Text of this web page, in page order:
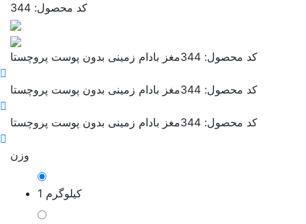
کد محصول: 344
مغز بادام زمینی بدون پوست پروچستا کد محصول: 344
مغز بادام زمینی بدون پوست پروچستا کد محصول: 344
مغز بادام زمینی بدون پوست پروچستا کد محصول: 344
وزن
1 کیلوگرم